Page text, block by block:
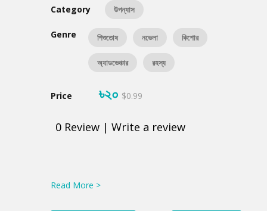
Category উপন্যাস
Genre শিশুতোষ নভেলা কিশোর
অ্যাডভেঞ্চার রহস্য
Price ৳২০ $0.99
0 Review | Write a review
Read More >